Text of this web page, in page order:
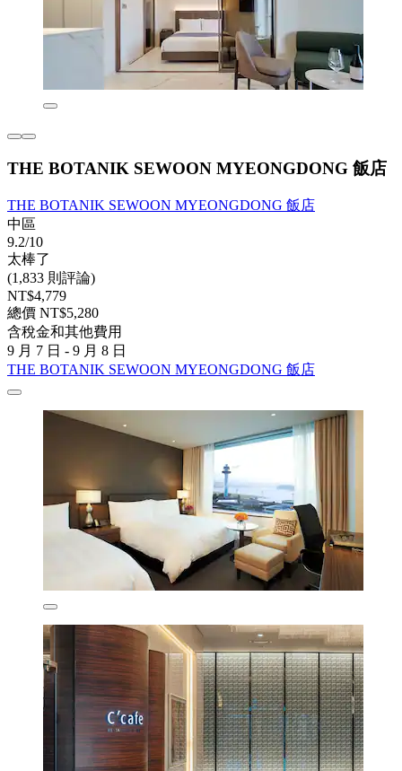
THE BOTANIK SEWOON MYEONGDONG 飯店
THE BOTANIK SEWOON MYEONGDONG 飯店
中區
9.2/10
太棒了
(1,833 則評論)
NT$4,779
總價 NT$5,280
含稅金和其他費用
9 月 7 日 - 9 月 8 日
THE BOTANIK SEWOON MYEONGDONG 飯店